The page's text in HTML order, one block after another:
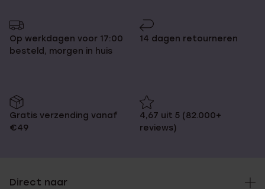
Op werkdagen voor 17:00
besteld, morgen in huis
14 dagen retourneren
Gratis verzending vanaf
€49
4,67 uit 5 (82.000+
reviews)
Direct naar